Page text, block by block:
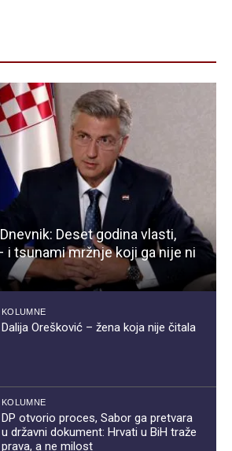
Deset godina vlasti,
i tsunami mržnje koji ga nije ni
KOLUMNE
Dalija Orešković – žena koja nije čitala
KOLUMNE
DP otvorio proces, Sabor ga pretvara
u državni dokument: Hrvati u BiH traže
prava, a ne milost